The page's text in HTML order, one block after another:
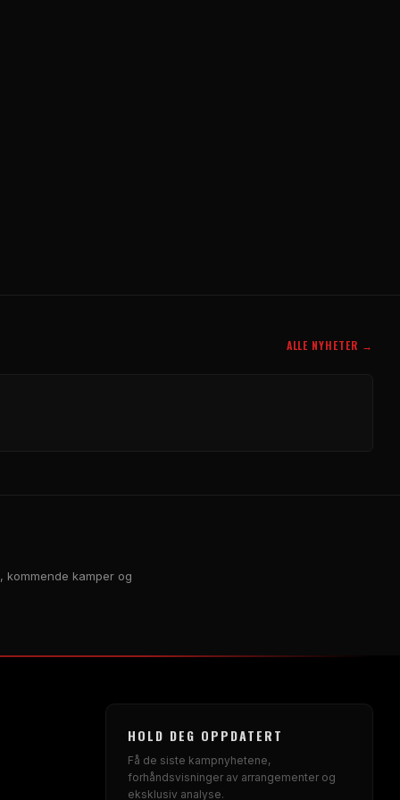
ALLE NYHETER →
kommende kamper og
HOLD DEG OPPDATERT
Få de siste kampnyhetene,
forhåndsvisninger av arrangementer og
eksklusiv analyse.